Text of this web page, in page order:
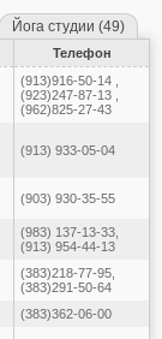
Йога студии (49)
Телефон
(913)916-50-14 ,
(923)247-87-13 ,
(962)825-27-43
(913) 933-05-04
(903) 930-35-55
(983) 137-13-33,
(913) 954-44-13
(383)218-77-95,
(383)291-50-64
(383)362-06-00